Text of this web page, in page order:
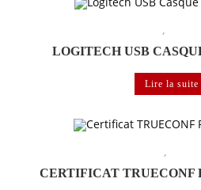
,
LOGITECH USB
Lire la suite
,
CERTIFICAT TRUECONF